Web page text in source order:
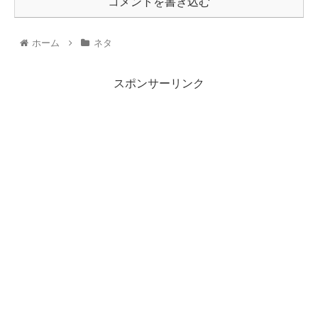
ホーム ネタ
スポンサーリンク